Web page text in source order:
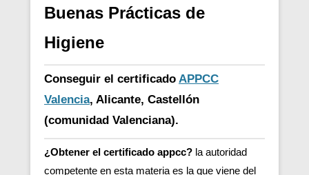
Buenas Prácticas de
Higiene
Conseguir el certificado APPCC
Valencia, Alicante, Castellón
(comunidad Valenciana).
¿Obtener el certificado appcc? la autoridad
competente en esta materia es la que viene del